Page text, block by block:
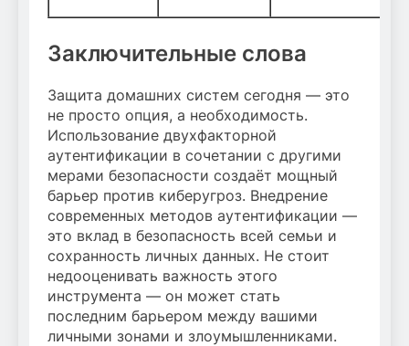
Заключительные слова
Защита домашних систем сегодня — это
не просто опция, а необходимость.
Использование двухфакторной
аутентификации в сочетании с другими
мерами безопасности создаёт мощный
барьер против киберугроз. Внедрение
современных методов аутентификации —
это вклад в безопасность всей семьи и
сохранность личных данных. Не стоит
недооценивать важность этого
инструмента — он может стать
последним барьером между вашими
личными зонами и злоумышленниками.